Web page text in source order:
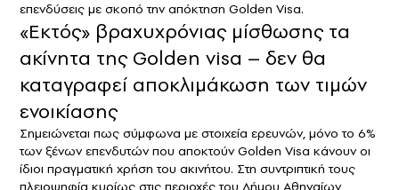
επενδύσεις με σκοπό την απόκτηση Golden Visa.
«Εκτός» βραχυχρόνιας μίσθωσης τα
ακίνητα της Golden visa – δεν θα
καταγραφεί αποκλιμάκωση των τιμών
ενοικίασης
Σημειώνεται πως σύμφωνα με στοιχεία ερευνών, μόνο το 6%
των ξένων επενδυτών που αποκτούν Golden Visa κάνουν οι
ίδιοι πραγματική χρήση του ακινήτου. Στη συντριπτική τους
πλειοψηφία κυρίως στις περιοχές του Δήμου Αθηναίων,